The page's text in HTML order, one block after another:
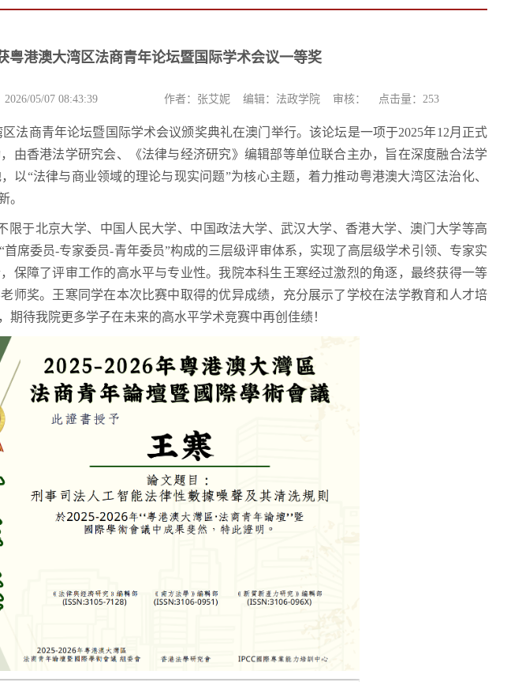
粤港澳大湾区法商青年论坛暨国际学术会议一等奖
05/07 08:43:39 作者：张艾妮 编辑：法政学院 审核： 点击量： 253
区法商青年论坛暨国际学术会议颁奖典礼在澳门举行。该论坛是一项于2025年12月正式
由香港法学研究会、《法律与经济研究》编辑部等单位联合主办，旨在深度融合法学
以“法律与商业领域的理论与现实问题”为核心主题，着力推动粤港澳大湾区法治化、
。
限于北京大学、中国人民大学、中国政法大学、武汉大学、香港大学、澳门大学等高
席委员-专家委员-青年委员”构成的三层级评审体系，实现了高层级学术引领、专家实
保障了评审工作的高水平与专业性。我院本科生王寒经过激烈的角逐，最终获得一等
师奖。王寒同学在本次比赛中取得的优异成绩，充分展示了学校在法学教育和人才培
待我院更多学子在未来的高水平学术竞赛中再创佳绩！